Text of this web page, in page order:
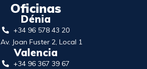
Oficinas
Dénia
+34 96 578 43 20
Av. Joan Fuster 2, Local 1
Valencia
+34 96 367 39 67